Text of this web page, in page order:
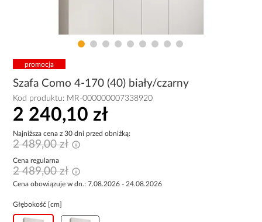
promocja
Szafa Como 4-170 (40) biały/czarny
Kod produktu: MR-000000007338920
2 240,10 zł
Najniższa cena z 30 dni przed obniżką:
2 489,00 zł
Cena regularna
2 489,00 zł
Cena obowiązuje w dn.: 7.08.2026 - 24.08.2026
Głębokość [cm]